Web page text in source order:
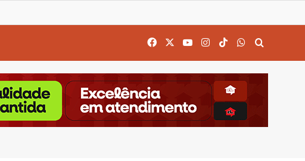
FacebookYouTubeInstagram
TikTokWhatsApp